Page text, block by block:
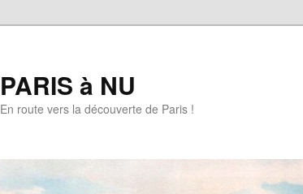
PARIS à NU
En route vers la découverte de Paris !